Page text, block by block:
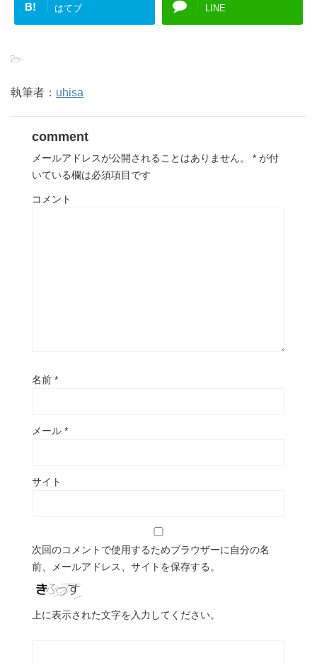
B! はてブ LINE
-
執筆者： uhisa
comment
メールアドレスが公開されることはありません。 * が付
いている欄は必須項目です
コメント
名前 *
メール *
サイト
次回のコメントで使用するためブラウザーに自分の名
前、メールアドレス、サイトを保存する。
上に表示された文字を入力してください。